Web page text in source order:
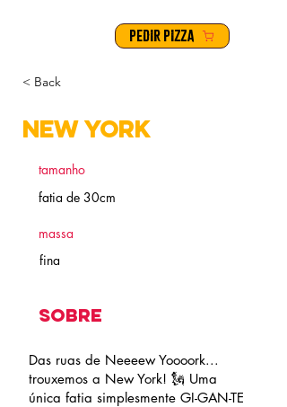
PEDIR PIZZA
< Back
New York
tamanho
fatia de 30cm
massa
fina
sobre
Das ruas de Neeeew Yoooork...
trouxemos a New York! 🗽 Uma
única fatia simplesmente GI-GAN-TE